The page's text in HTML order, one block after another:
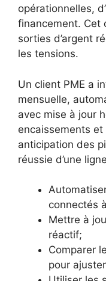
opérationnelles,
financement. Cet
sorties d’argent
les tensions.
Un client PME a
mensuelle,
avec mise à jour
encaissements
anticipation des
réussie d’une
connectés
Mettre à
réactif;
Comparer
pour